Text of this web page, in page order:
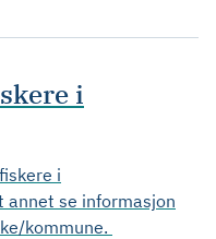
i
i
annet se informasjon
kommune.